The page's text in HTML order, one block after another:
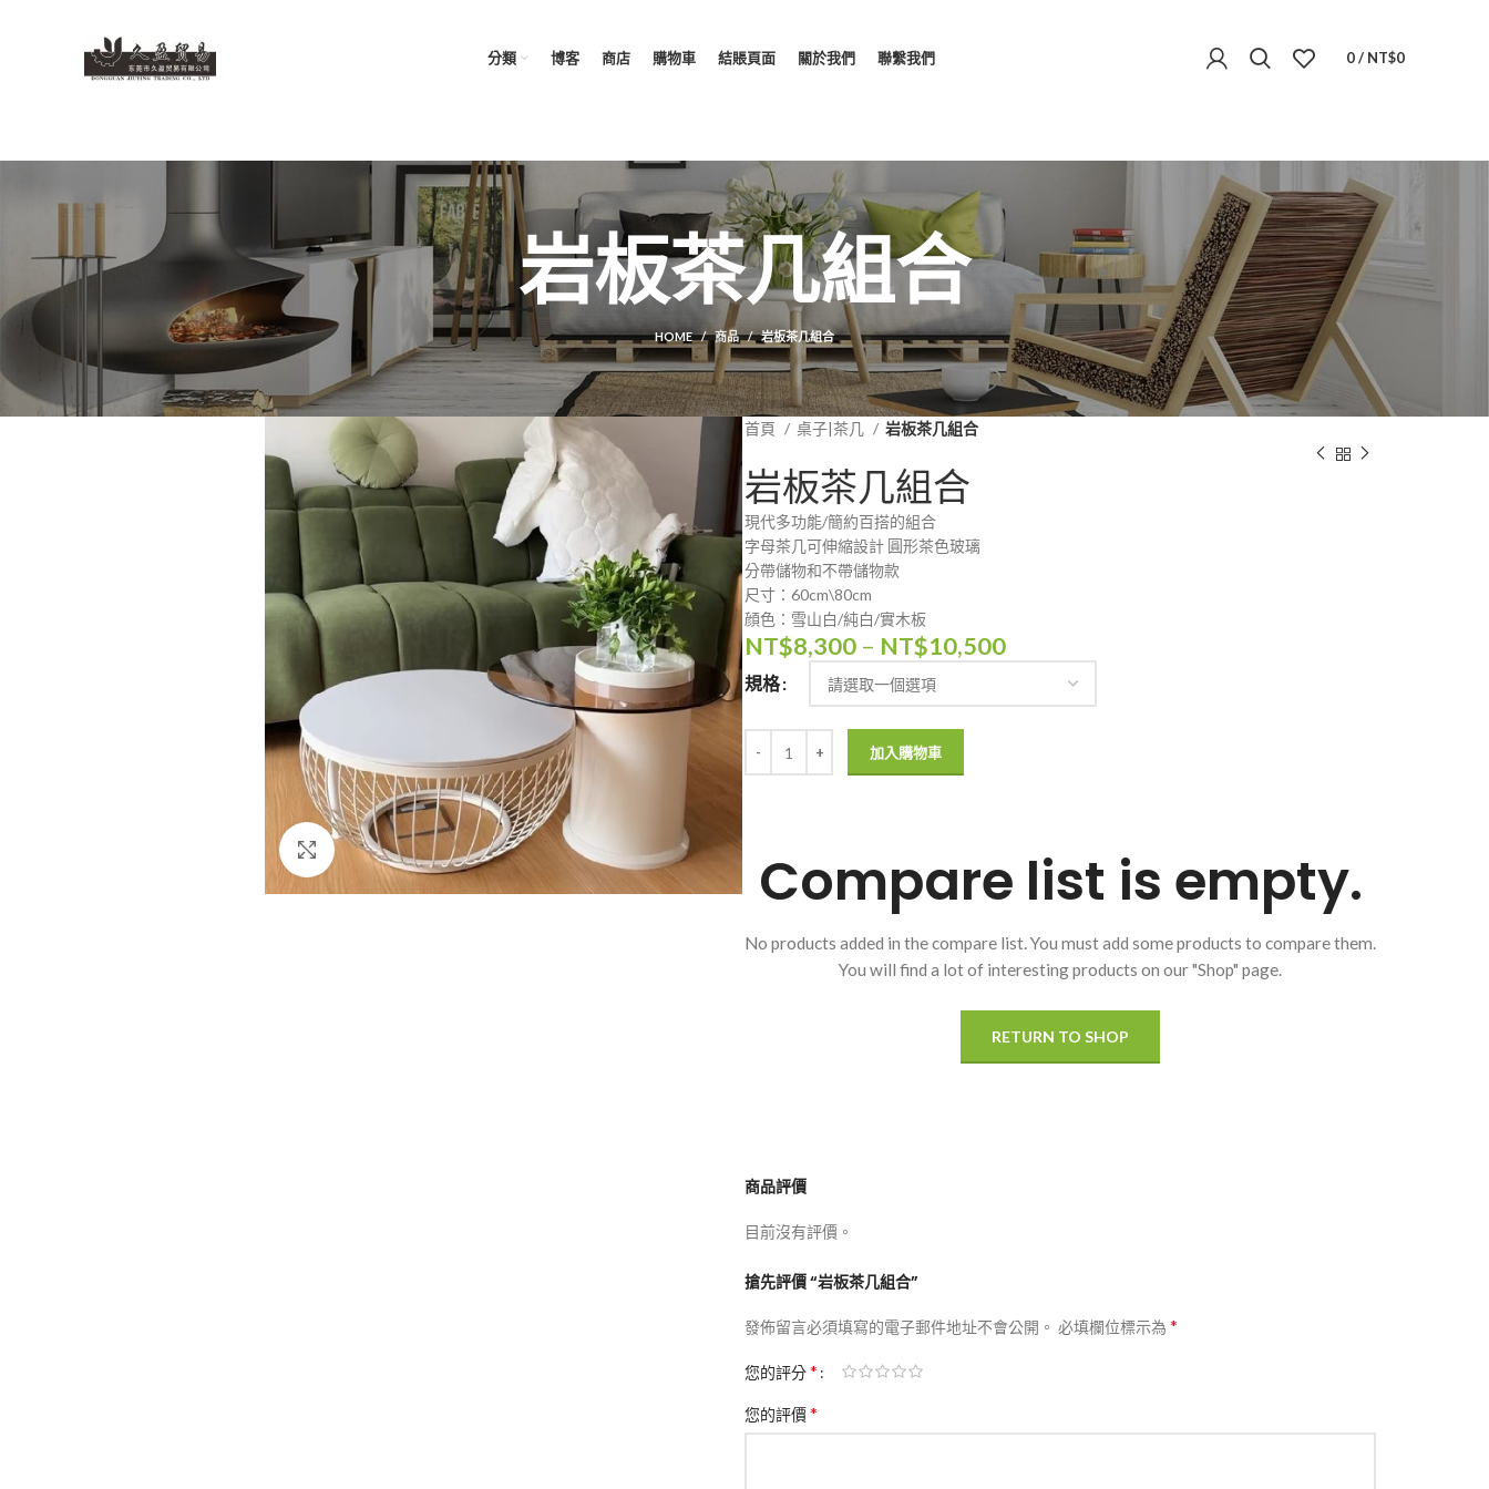
分類 博客 商店 購物車 結賬頁面 關於我們 聯繫我們 0/ NT$0
岩板茶几組合
HOME 商品 岩板茶几組合
Click to enlarge
首頁 桌子|茶几 岩板茶几組合
岩板茶几組合
現代多功能/簡約百搭的組合
字母茶几可伸縮設計 圓形茶色玻璃
分帶儲物和不帶儲物款
尺寸：60cm\80cm
顔色：雪山白/純白/實木板
NT$8,300 – NT$10,500
規格
加入購物車
Compare list is empty.
No products added in the compare list. You must add some products to compare them.
You will find a lot of interesting products on our "Shop" page.
RETURN TO SHOP
商品評價
目前沒有評價。
搶先評價 “岩板茶几組合”
發佈留言必須填寫的電子郵件地址不會公開。 必填欄位標示為 *
您的評分*
您的評價*